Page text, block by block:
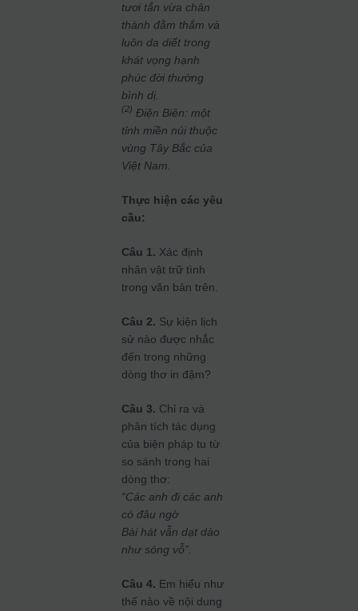
tươi tắn vừa chân
thành đằm thắm và
luôn da diết trong
khát vọng hạnh
phúc đời thường
bình dị.
(2) Điện Biên: một
tỉnh miền núi thuộc
vùng Tây Bắc của
Việt Nam.
Thực hiện các yêu
cầu:
Câu 1. Xác định
nhân vật trữ tình
trong văn bản trên.
Câu 2. Sự kiện lịch
sử nào được nhắc
đến trong những
dòng thơ in đậm?
Câu 3. Chỉ ra và
phân tích tác dụng
của biện pháp tu từ
so sánh trong hai
dòng thơ:
“Các anh đi các anh
có đâu ngờ
Bài hát vẫn dạt dào
như sóng vỗ”.
Câu 4. Em hiểu như
thế nào về nội dung